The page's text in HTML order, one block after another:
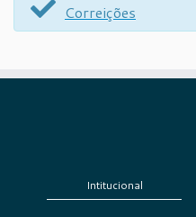
Correições
Intitucional